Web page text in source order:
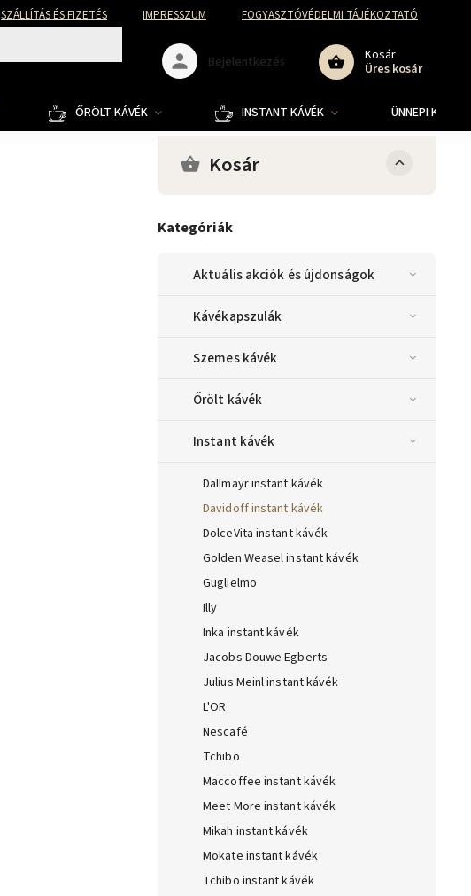
SZÁLLÍTÁS ÉS FIZETÉS IMPRESSZUM FOGYASZTÓVÉDELMI TÁJÉKOZTATÓ
Kosár
Üres kosár
Bejelentkezés
ŐRÖLT KÁVÉK INSTANT KÁVÉK ÜNNEPI
Kosár
Kategóriák
Aktuális akciók és újdonságok
Kávékapszulák
Szemes kávék
Őrölt kávék
Instant kávék
Dallmayr instant kávék
Davidoff instant kávék
DolceVita instant kávék
Golden Weasel instant kávék
Guglielmo
Illy
Inka instant kávék
Jacobs Douwe Egberts
Julius Meinl instant kávék
L'OR
Nescafé
Tchibo
Maccoffee instant kávék
Meet More instant kávék
Mikah instant kávék
Mokate instant kávék
Tchibo instant kávék